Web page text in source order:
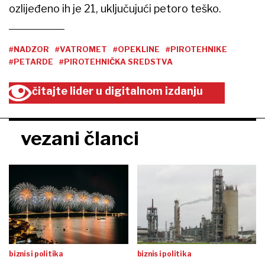
ozlijeđeno ih je 21, uključujući petoro teško.
#NADZOR #VATROMET #OPEKLINE
#PIROTEHNIKE
#PETARDE
#PIROTEHNIČKA SREDSTVA
čitajte lider u digitalnom izdanju
vezani članci
biznis i politika biznis i politika